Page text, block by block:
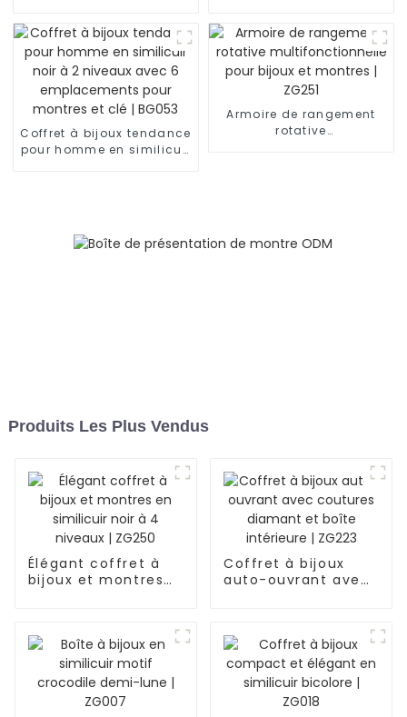
emplacements, en PU
avec fenêtre en verre |
BG050
emplacements pour
montres et clé | BG052
Coffret à bijoux tendance
pour homme en similicuir
Armoire de rangement
rotative
Produits Les Plus Vendus
Élégant coffret à
bijoux et montres
Coffret à bijoux
auto-ouvrant avec